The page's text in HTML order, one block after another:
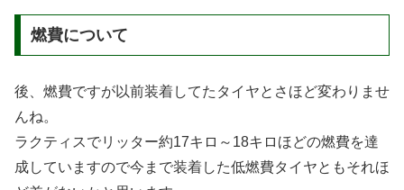
燃費について
後、燃費ですが以前装着してたタイヤとさほど変わりませ
んね。
ラクティスでリッター約17キロ～18キロほどの燃費を達
成していますので今まで装着した低燃費タイヤともそれほ